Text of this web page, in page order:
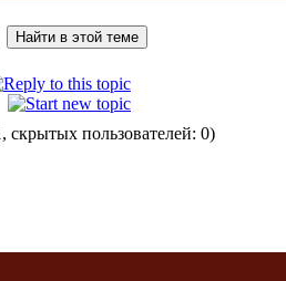
скрытых пользователей: 0)